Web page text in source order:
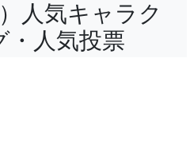
人気キャラク
・人気投票